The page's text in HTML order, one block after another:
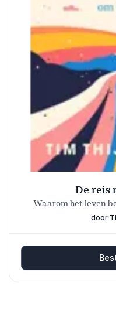
De reis
Waarom het leven
door